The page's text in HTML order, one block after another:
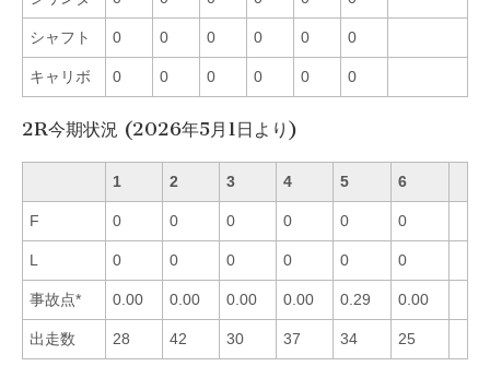
シャフト 0 0 0 0 0 0
キャリボ 0 0 0 0 0 0
2R今期状況 (2026年5月1日より)
1 2 3 4 5 6
F 0 0 0 0 0 0
L 0 0 0 0 0 0
事故点* 0.00 0.00 0.00 0.00 0.29 0.00
出走数 28 42 30 37 34 25